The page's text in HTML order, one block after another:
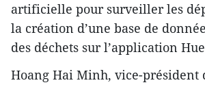
artificielle pour surveiller les
la création d’une base de
des déchets sur l’application
​Hoang Hai Minh, vice-président